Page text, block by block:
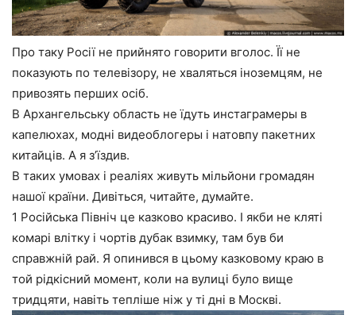
Про таку Росії не прийнято говорити вголос. Її не
показують по телевізору, не хваляться іноземцям, не
привозять перших осіб.
В Архангельську область не їдуть инстаграмеры в
капелюхах, модні видеоблогеры і натовпу пакетних
китайців. А я з’їздив.
В таких умовах і реаліях живуть мільйони громадян
нашої країни. Дивіться, читайте, думайте.
1 Російська Північ це казково красиво. І якби не кляті
комарі влітку і чортів дубак взимку, там був би
справжній рай. Я опинився в цьому казковому краю в
той рідкісний момент, коли на вулиці було вище
тридцяти, навіть тепліше ніж у ті дні в Москві.